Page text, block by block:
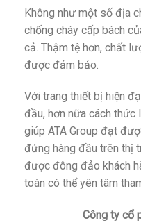
Không như một số địa
chống cháy cấp bách
cả. Thậm tệ hơn, chất
được đảm bảo.
Với trang thiết bị hiện
đầu, hơn nữa cách
giúp ATA Group đạt
đứng hàng đầu trên thị
được đông đảo khách
toàn có thể yên tâm
Công ty cổ